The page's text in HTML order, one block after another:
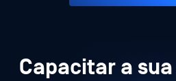
Capacitar a sua